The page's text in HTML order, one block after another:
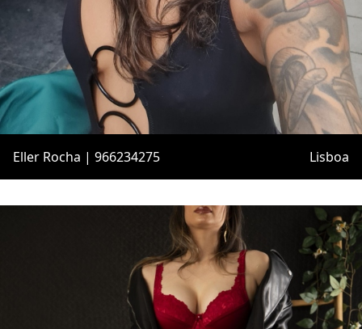
Eller Rocha | 966234275 Lisboa